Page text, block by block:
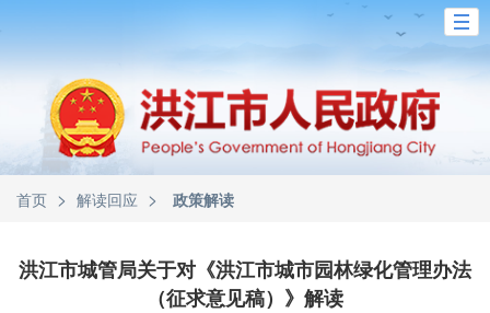
首页 > 解读回应 > 政策解读
洪江市城管局关于对《洪江市城市园林绿化管理办法
（征求意见稿）》解读